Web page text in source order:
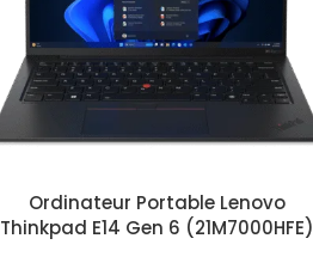
Ordinateur Portable Lenovo
Thinkpad E14 Gen 6 (21M7000HFE)